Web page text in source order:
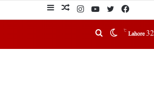
Lahore32
℃